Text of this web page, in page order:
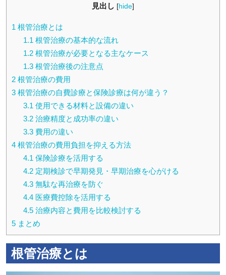
見出し [hide]
1 根管治療とは
1.1 根管治療の基本的な流れ
1.2根管治療が必要となる主なケース
1.3根管治療後の注意点
2 根管治療の費用
3 根管治療の自費診療と保険診療は何が違う？
3.1 使用できる材料と設備の違い
3.2治療精度と成功率の違い
3.3費用の違い
4 根管治療の費用負担を抑える方法
4.1 保険診療を活用する
4.2定期検診で早期発見・早期治療を心がける
4.3無駄な再治療を防ぐ
4.4医療費控除を活用する
4.5治療内容と費用を比較検討する
5 まとめ
根管治療とは